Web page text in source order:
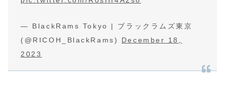
— BlackRams Tokyo | ブラックラムズ東京
(@RICOH_BlackRams) December 18,
2023